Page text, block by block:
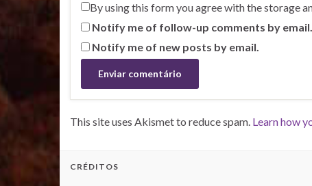
By using this form you agree with the storage
Notify me of follow-up comments by email.
Notify me of new posts by email.
This site uses Akismet to reduce spam. Learn how
CRÉDITOS